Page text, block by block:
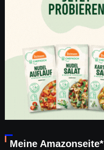
Meine Amazonseite*